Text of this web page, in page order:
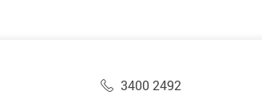
3400 2492